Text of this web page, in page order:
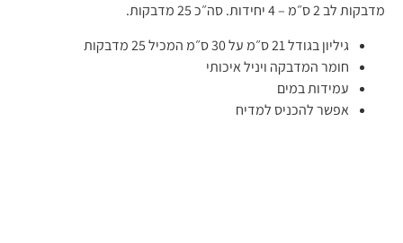
מדבקות לב 2 ס״מ – 4 יחידות. סה״כ 25 מדבקות.
גיליון בגודל 21 ס״מ על 30 ס״מ המכיל 25 מדבקות
חומר המדבקה ויניל איכותי
עמידות במים
אפשר להכניס למדיח